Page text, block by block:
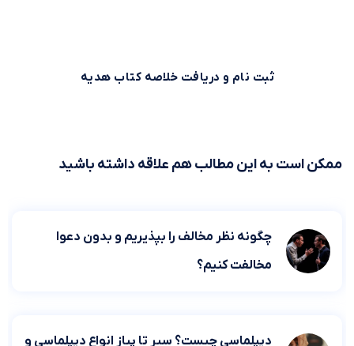
ثبت نام و دریافت خلاصه کتاب هدیه
ممکن است به این مطالب هم علاقه داشته باشید
چگونه نظر مخالف را بپذیریم و بدون دعوا
مخالفت کنیم؟
دیپلماسی چیست؟ سیر تا پیاز انواع دیپلماسی و